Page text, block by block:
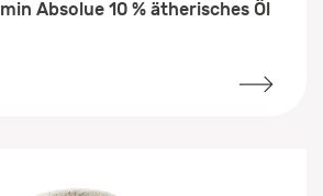
Absolue 10 % ätherisches Öl